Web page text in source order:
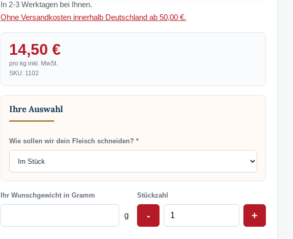
In 2-3 Werktagen bei Ihnen.
Ohne Versandkosten innerhalb Deutschland ab 50,00 €.
14,50 €
pro kg inkl. MwSt.
SKU: 1102
Ihre Auswahl
Wie sollen wir dein Fleisch schneiden? *
Ihr Wunschgewicht in Gramm
g
Stückzahl
- +